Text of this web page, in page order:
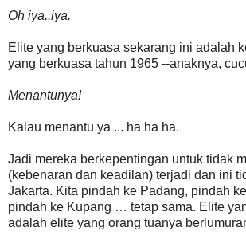
Oh iya..iya.
Elite yang berkuasa sekarang ini adalah
yang berkuasa tahun 1965 --anaknya,
Menantunya!
Kalau menantu ya ... ha ha ha.
Jadi mereka berkepentingan untuk tidak
(kebenaran dan keadilan) terjadi dan ini
Jakarta. Kita pindah ke Padang, pindah
pindah ke Kupang … tetap sama. Elite
adalah elite yang orang tuanya